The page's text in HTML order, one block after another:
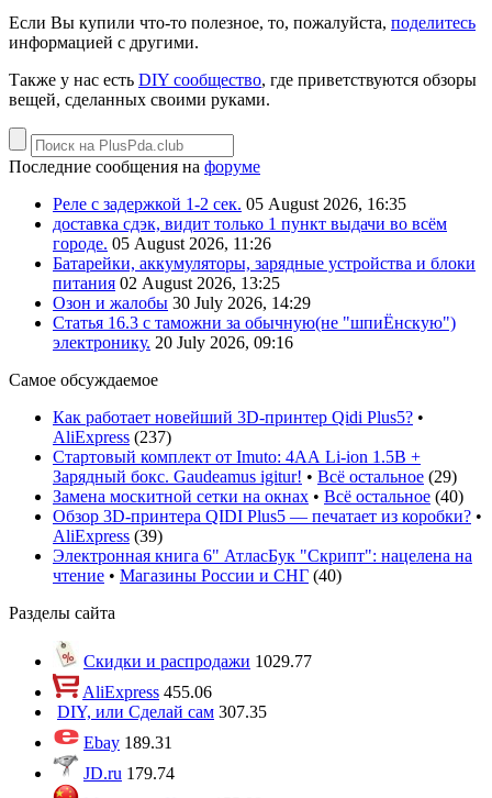
Если Вы купили что-то полезное, то, пожалуйста, поделитесь
информацией с другими.
Также у нас есть DIY сообщество, где приветствуются обзоры
вещей, сделанных своими руками.
Последние сообщения на форуме
Реле с задержкой 1-2 сек. 05 August 2026, 16:35
доставка сдэк, видит только 1 пункт выдачи во всём
городе. 05 August 2026, 11:26
Батарейки, аккумуляторы, зарядные устройства и блоки
питания 02 August 2026, 13:25
Озон и жалобы 30 July 2026, 14:29
Статья 16.3 с таможни за обычную(не "шпиЁнскую")
электронику. 20 July 2026, 09:16
Самое обсуждаемое
Как работает новейший 3D-принтер Qidi Plus5? •
AliExpress (237)
Стартовый комплект от Imuto: 4АА Li-ion 1.5В +
Зарядный бокс. Gaudeamus igitur! • Всё остальное (29)
Замена москитной сетки на окнах • Всё остальное (40)
Обзор 3D-принтера QIDI Plus5 — печатает из коробки? •
AliExpress (39)
Электронная книга 6" АтласБук "Скрипт": нацелена на
чтение • Магазины России и СНГ (40)
Разделы сайта
Скидки и распродажи 1029.77
AliExpress 455.06
DIY, или Сделай сам 307.35
Ebay 189.31
JD.ru 179.74